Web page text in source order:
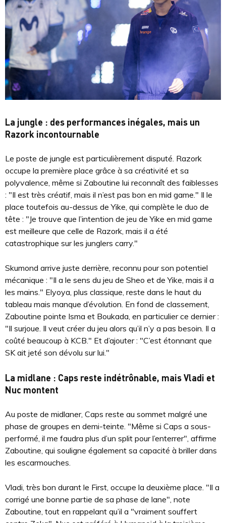
La jungle : des performances inégales, mais un
Razork incontournable
Le poste de jungle est particulièrement disputé. Razork
occupe la première place grâce à sa créativité et sa
polyvalence, même si Zaboutine lui reconnaît des faiblesses
: "Il est très créatif, mais il n’est pas bon en mid game." Il le
place toutefois au-dessus de Yike, qui complète le duo de
tête : "Je trouve que l’intention de jeu de Yike en mid game
est meilleure que celle de Razork, mais il a été
catastrophique sur les junglers carry."
Skumond arrive juste derrière, reconnu pour son potentiel
mécanique : "Il a le sens du jeu de Sheo et de Yike, mais il a
les mains." Elyoya, plus classique, reste dans le haut du
tableau mais manque d’évolution. En fond de classement,
Zaboutine pointe Isma et Boukada, en particulier ce dernier :
"Il surjoue. Il veut créer du jeu alors qu’il n’y a pas besoin. Il a
coûté beaucoup à KCB." Et d’ajouter : "C’est étonnant que
SK ait jeté son dévolu sur lui."
La midlane : Caps reste indétrônable, mais Vladi et
Nuc montent
Au poste de midlaner, Caps reste au sommet malgré une
phase de groupes en demi-teinte. "Même si Caps a sous-
performé, il me faudra plus d’un split pour l’enterrer", affirme
Zaboutine, qui souligne également sa capacité à briller dans
les escarmouches.
Vladi, très bon durant le First, occupe la deuxième place. "Il a
corrigé une bonne partie de sa phase de lane", note
Zaboutine, tout en rappelant qu’il a "vraiment souffert